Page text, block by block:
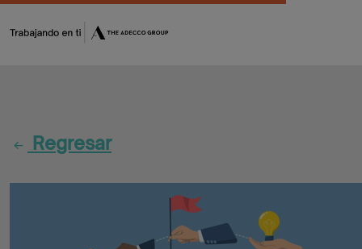
Encuentra
oportunidad
Regresar